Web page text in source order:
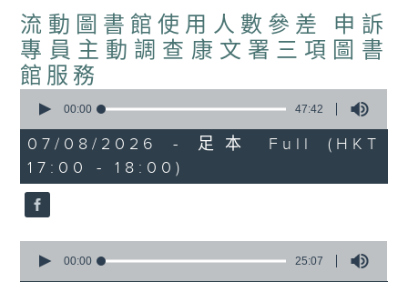
流動圖書館使用人數參差 申訴
專員主動調查康文署三項圖書
館服務
seconds
47
minutes,
42
seconds
00:00 47:42
07/08/2026 - 足本 Full (HKT
17:00 - 18:00)
seconds
00:00 25:07